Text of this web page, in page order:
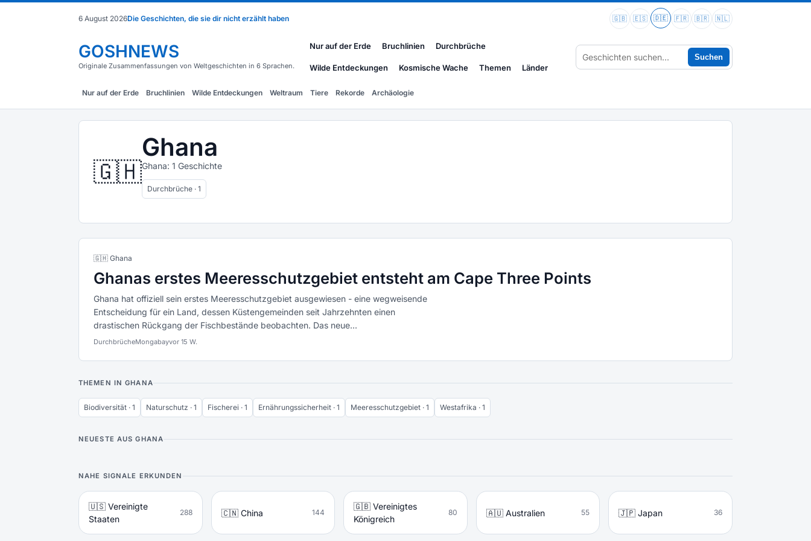
6 August 2026Die Geschichten, die sie dir nicht erzählt haben 🇬🇧 🇪🇸 🇩🇪 🇫🇷 🇧🇷 🇳🇱
GOSHNEWS
Originale Zusammenfassungen von Weltgeschichten in 6 Sprachen.
Nur auf der Erde Bruchlinien Durchbrüche
Wilde Entdeckungen Kosmische Wache Themen Länder
Suchen
Nur auf der Erde Bruchlinien Wilde Entdeckungen Weltraum Tiere Rekorde Archäologie
🇬🇭
Ghana
Ghana: 1 Geschichte
Durchbrüche · 1
🇬🇭 Ghana
Ghanas erstes Meeresschutzgebiet entsteht am Cape Three Points
Ghana hat offiziell sein erstes Meeresschutzgebiet ausgewiesen - eine wegweisende
Entscheidung für ein Land, dessen Küstengemeinden seit Jahrzehnten einen
drastischen Rückgang der Fischbestände beobachten. Das neue...
DurchbrücheMongabayvor 15 W.
THEMEN IN GHANA
Biodiversität · 1 Naturschutz · 1 Fischerei · 1 Ernährungssicherheit · 1 Meeresschutzgebiet · 1 Westafrika · 1
NEUESTE AUS GHANA
NAHE SIGNALE ERKUNDEN
🇺🇸 Vereinigte
Staaten
288 🇨🇳 China 144
🇬🇧 Vereinigtes
Königreich
80 🇦🇺 Australien 55 🇯🇵 Japan 36